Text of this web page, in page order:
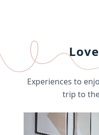
Experiences to
trip to